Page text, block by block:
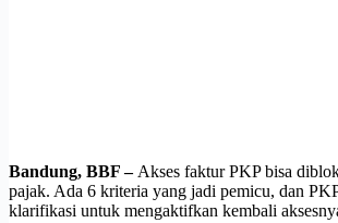
Bandung, BBF – Akses faktur PKP bisa
pajak. Ada 6 kriteria yang jadi pemicu, dan
klarifikasi untuk mengaktifkan kembali